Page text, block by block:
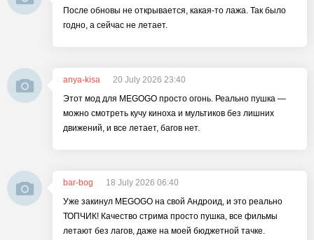
После обновы не открывается, какая-то лажа. Так было
годно, а сейчас не летает.
anya-kisa
20 July 2026 23:40
Этот мод для MEGOGO просто огонь. Реально пушка —
можно смотреть кучу киноха и мультиков без лишних
движений, и все летает, багов нет.
bar-bog
18 July 2026 06:40
Уже закинул MEGOGO на свой Андроид, и это реально
ТОПЧИК! Качество стрима просто пушка, все фильмы
летают без лагов, даже на моей бюджетной тачке.